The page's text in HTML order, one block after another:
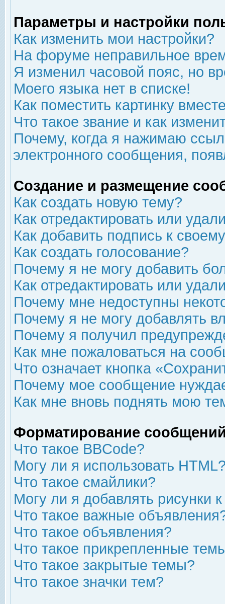
Параметры и настройки
Как изменить мои настройки?
На форуме неправильное
Я изменил часовой пояс, но
Моего языка нет в списке!
Как поместить картинку
Что такое звание и как
Почему, когда я нажимаю
электронного сообщения,
Создание и размещение
Как создать новую тему?
Как отредактировать или
Как добавить подпись к
Как создать голосование?
Почему я не могу добавить
Как отредактировать или
Почему мне недоступны
Почему я не могу добавлять
Почему я получил
Как мне пожаловаться на
Что означает кнопка
Почему мое сообщение
Как мне вновь поднять мою
Форматирование
Что такое BBCode?
Могу ли я использовать
Что такое смайлики?
Могу ли я добавлять рисунки
Что такое важные
Что такое объявления?
Что такое прикрепленные
Что такое закрытые темы?
Что такое значки тем?